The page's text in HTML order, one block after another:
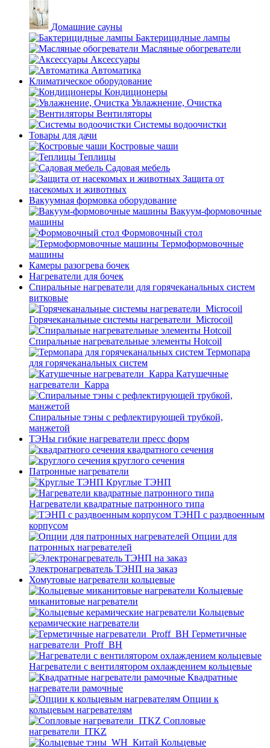
Домашние сауны
Бактерицидные лампы
Масляные обогреватели
Аксессуары
Автоматика
Климатическое оборудование
Кондиционеры
Увлажнение, Очистка
Вентиляторы
Системы водоочистки
Товары для дачи
Костровые чаши
Теплицы
Садовая мебель
Защита от
насекомых и животных
Вакуумная формовка оборудование
Вакуум-формовочные
машины
Формовочный стол
Термоформовочные
машины
Камеры разогрева бочек
Нагреватели для бочек
Спиральные нагреватели для горячеканальных систем
витковые
Горячеканальные системы нагреватели_Microcoil
Спиральные нагревательные элементы Hotcoil
Термопара
для горячеканальных систем
Катушечные
нагреватели_Карра
Спиральные тэны с рефлектирующей трубкой,
манжетой
ТЭНы гибкие нагреватели пресс форм
квадратного сечения
круглого сечения
Патронные нагреватели
Круглые ТЭНП
Нагреватели квадратные патронного типа
ТЭНП с раздвоенным
корпусом
Опции для
патронных нагревателей
Электронагреватель ТЭНП на заказ
Хомутовые нагреватели кольцевые
Кольцевые
миканитовые нагреватели
Кольцевые
керамические нагреватели
Герметичные
нагреватели_Proff_BH
Нагреватели с вентилятором охлаждением кольцевые
Квадратные
нагреватели рамочные
Опции к
кольцевым нагревателям
Cопловые
нагреватели_ITKZ
Кольцевые